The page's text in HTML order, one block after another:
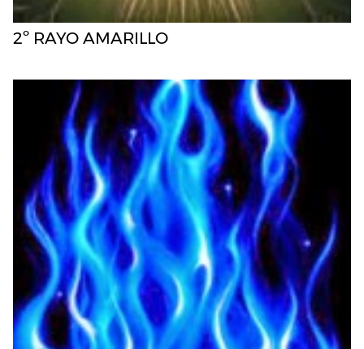
2º RAYO AMARILLO